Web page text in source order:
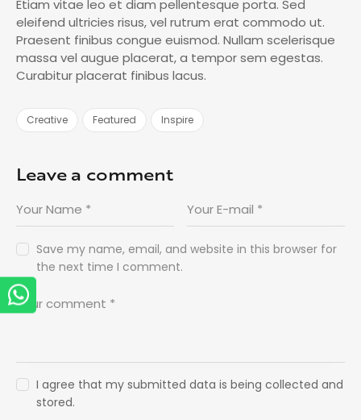
Etiam vitae leo et diam pellentesque porta. Sed
eleifend ultricies risus, vel rutrum erat commodo ut.
Praesent finibus congue euismod. Nullam scelerisque
massa vel augue placerat, a tempor sem egestas.
Curabitur placerat finibus lacus.
Creative Featured Inspire
Leave a comment
Save my name, email, and website in this browser for
the next time I comment.
I agree that my submitted data is being collected and
stored.